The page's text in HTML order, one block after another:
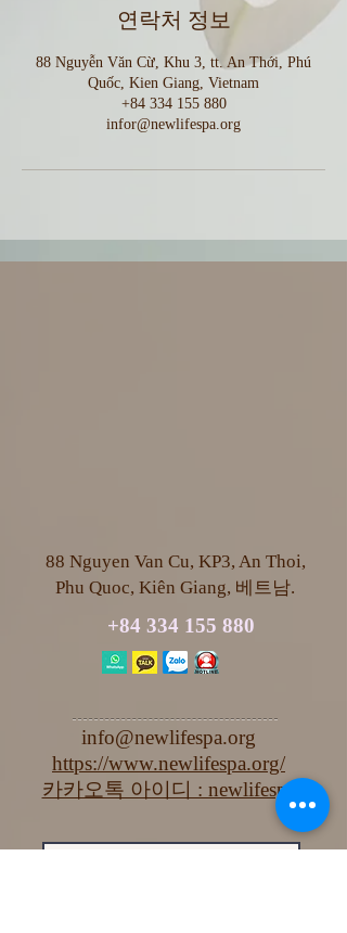
연락처 정보
88 Nguyễn Văn Cừ, Khu 3, tt. An Thới, Phú
Quốc, Kien Giang, Vietnam
+84 334 155 880
infor@newlifespa.org
88 Nguyen Van Cu, KP3, An Thoi,
Phu Quoc, Kiên Giang, 베트남.
+84 334 155 880
info@newlifespa.org
https://www.newlifespa.org/
카카오톡 아이디 : newlifespa